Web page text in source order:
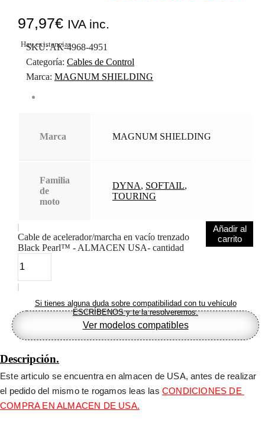
97,97€ IVA inc.
Hay existencias
SKU:AK-4968-4951
Categoría: Cables de Control
Marca: MAGNUM SHIELDING
Marca MAGNUM SHIELDING
Familia
de
moto
DYNA, SOFTAIL,
TOURING
Cable de acelerador/marcha en vacío trenzado
Black Pearl™ - ALMACEN USA- cantidad
Añadir al
carrito
Si tienes alguna duda sobre compatibilidad con tu vehículo
ESCRÍBENOS y te la resolveremos.
Ver modelos compatibles
Descripción.
Este articulo se encuentra en almacen de USA, antes de realizar
el pedido del mismo te rogamos leas las CONDICIONES DE
COMPRA EN ALMACEN DE USA.